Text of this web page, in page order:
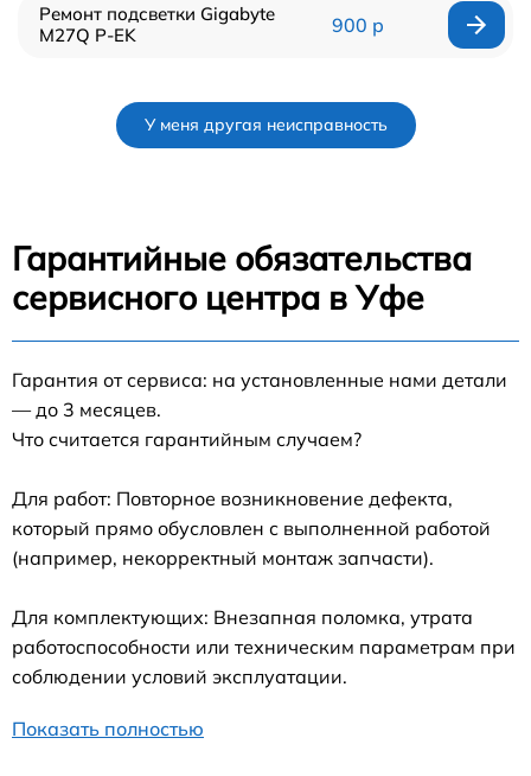
Ремонт подсветки Gigabyte
M27Q P-EK
900 р
У меня другая неисправность
Гарантийные обязательства
сервисного центра в Уфе
Гарантия от сервиса: на установленные нами детали
— до 3 месяцев.
Что считается гарантийным случаем?
Для работ: Повторное возникновение дефекта,
который прямо обусловлен с выполненной работой
(например, некорректный монтаж запчасти).
Для комплектующих: Внезапная поломка, утрата
работоспособности или техническим параметрам при
соблюдении условий эксплуатации.
Показать полностью